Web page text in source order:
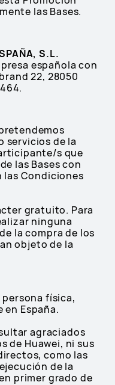
las Bases.
S.L.
española con
22, 28050
servicios de la
s que
las Bases con
Condiciones
gratuito. Para
ninguna
la compra de los
objeto de la
física,
en España.
agraciados
de Huawei, ni sus
como las
de la
primer grado de